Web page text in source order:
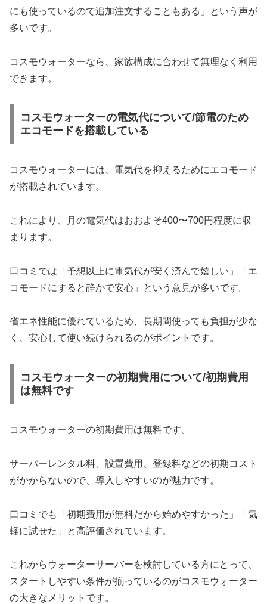
にも使っているので追加注文することもある」という声が
多いです。
コスモウォーターなら、家族構成に合わせて無理なく利用
できます。
コスモウォーターの電気代について/節電のため
エコモードを搭載している
コスモウォーターには、電気代を抑えるためにエコモード
が搭載されています。
これにより、月の電気代はおおよそ400〜700円程度に収
まります。
口コミでは「予想以上に電気代が安く済んで嬉しい」「エ
コモードにすると静かで安心」という意見が多いです。
省エネ性能に優れているため、長期間使っても負担が少な
く、安心して使い続けられるのがポイントです。
コスモウォーターの初期費用について/初期費用
は無料です
コスモウォーターの初期費用は無料です。
サーバーレンタル料、設置費用、登録料などの初期コスト
がかからないので、導入しやすいのが魅力です。
口コミでも「初期費用が無料だから始めやすかった」「気
軽に試せた」と高評価されています。
これからウォーターサーバーを検討している方にとって、
スタートしやすい条件が揃っているのがコスモウォーター
の大きなメリットです。